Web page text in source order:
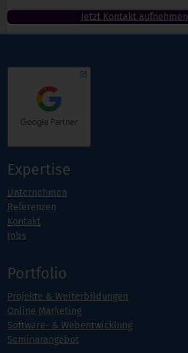
Jetzt Kontakt aufnehmen
Expertise
Unternehmen
Referenzen
Kontakt
Jobs
Portfolio
Projekte & Weiterbildungen
Online Marketing
Software- & Webentwicklung
Seminarangebot